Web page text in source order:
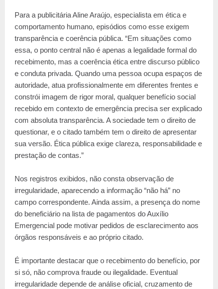
Para a publicitária Aline Araújo, especialista em ética e
comportamento humano, episódios como esse exigem
transparência e coerência pública. “Em situações como
essa, o ponto central não é apenas a legalidade formal do
recebimento, mas a coerência ética entre discurso público
e conduta privada. Quando uma pessoa ocupa espaços de
autoridade, atua profissionalmente em diferentes frentes e
constrói imagem de rigor moral, qualquer benefício social
recebido em contexto de emergência precisa ser explicado
com absoluta transparência. A sociedade tem o direito de
questionar, e o citado também tem o direito de apresentar
sua versão. Ética pública exige clareza, responsabilidade e
prestação de contas.”
Nos registros exibidos, não consta observação de
irregularidade, aparecendo a informação “não há” no
campo correspondente. Ainda assim, a presença do nome
do beneficiário na lista de pagamentos do Auxílio
Emergencial pode motivar pedidos de esclarecimento aos
órgãos responsáveis e ao próprio citado.
É importante destacar que o recebimento do benefício, por
si só, não comprova fraude ou ilegalidade. Eventual
irregularidade depende de análise oficial, cruzamento de